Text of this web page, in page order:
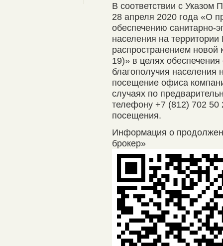
В соответствии с Указом
28 апреля 2020 года «О
обеспечению санитарно-
населения на
распространением новой
19)» в целях
благополучия населения
посещение офиса
случаях по
телефону +7 (812) 702 50
посещения.
Информация о
брокер»